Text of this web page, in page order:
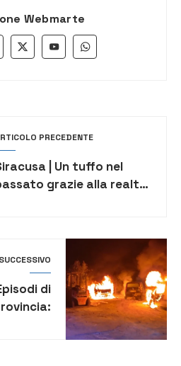
Webmarte
PRECEDENTE
| Un tuffo nel
grazie alla realtà
Giovanni rivivono in 3D
di